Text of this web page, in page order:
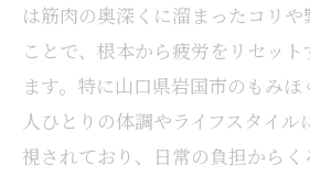
は筋肉の奥深くに溜まったコリ
ことで、根本から疲労をリセッ
ます。特に山口県岩国市のもみ
人ひとりの体調やライフスタイ
視されており、日常の負担から